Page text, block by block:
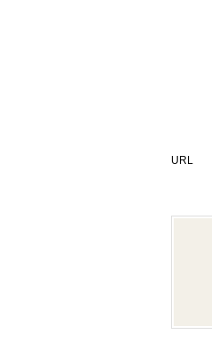
URL